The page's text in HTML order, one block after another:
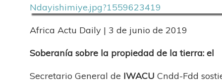
Africa Actu Daily | 3 de junio de 2019
Soberanía sobre la propiedad de la tierra: el
Secretario General de IWACU Cndd-Fdd